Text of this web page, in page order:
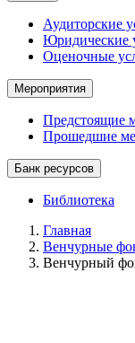
Аудиторские
Юридические
Оценочные
Мероприятия
Предстоящие
Прошедшие
Банк ресурсов
Библиотека
Главная
Венчурные
Венчурный